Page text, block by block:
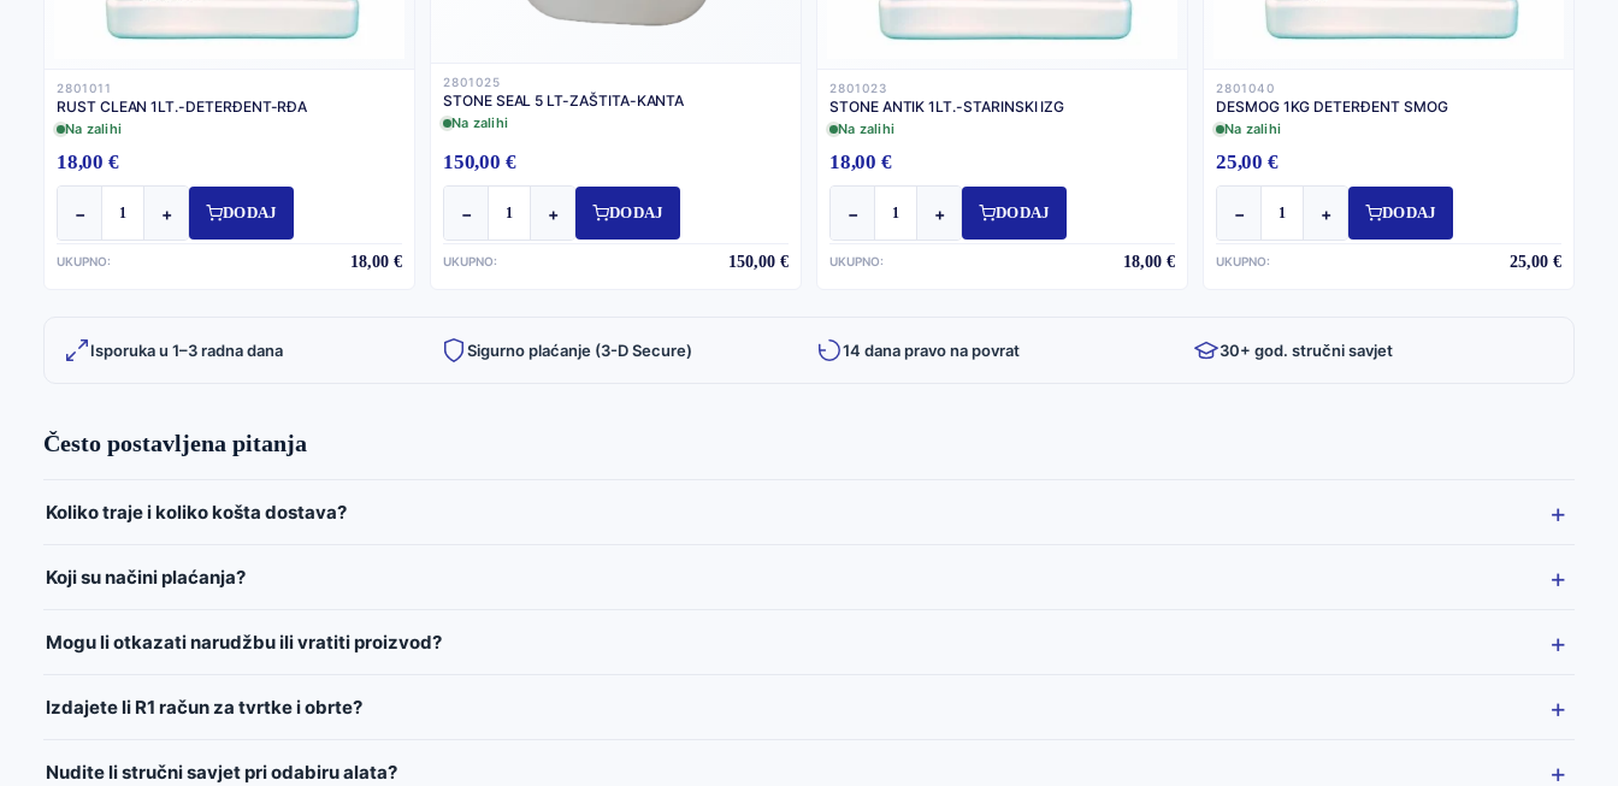
2801011
RUST CLEAN 1LT.-DETERĐENT-RĐA
Na zalihi
18,00 €
− + DODAJ
UKUPNO: 18,00 €
2801025
STONE SEAL 5 LT-ZAŠTITA-KANTA
Na zalihi
150,00 €
− + DODAJ
UKUPNO: 150,00 €
2801023
STONE ANTIK 1LT.-STARINSKI IZG
Na zalihi
18,00 €
− + DODAJ
UKUPNO: 18,00 €
2801040
DESMOG 1KG DETERĐENT SMOG
Na zalihi
25,00 €
− + DODAJ
UKUPNO: 25,00 €
Isporuka u 1–3 radna dana Sigurno plaćanje (3-D Secure) 14 dana pravo na povrat 30+ god. stručni savjet
Često postavljena pitanja
Koliko traje i koliko košta dostava?
Koji su načini plaćanja?
Mogu li otkazati narudžbu ili vratiti proizvod?
Izdajete li R1 račun za tvrtke i obrte?
Nudite li stručni savjet pri odabiru alata?